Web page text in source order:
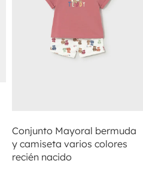
Conjunto Mayoral bermuda
y camiseta varios colores
recién nacido